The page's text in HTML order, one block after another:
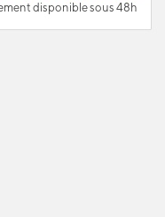
disponible sous 48h